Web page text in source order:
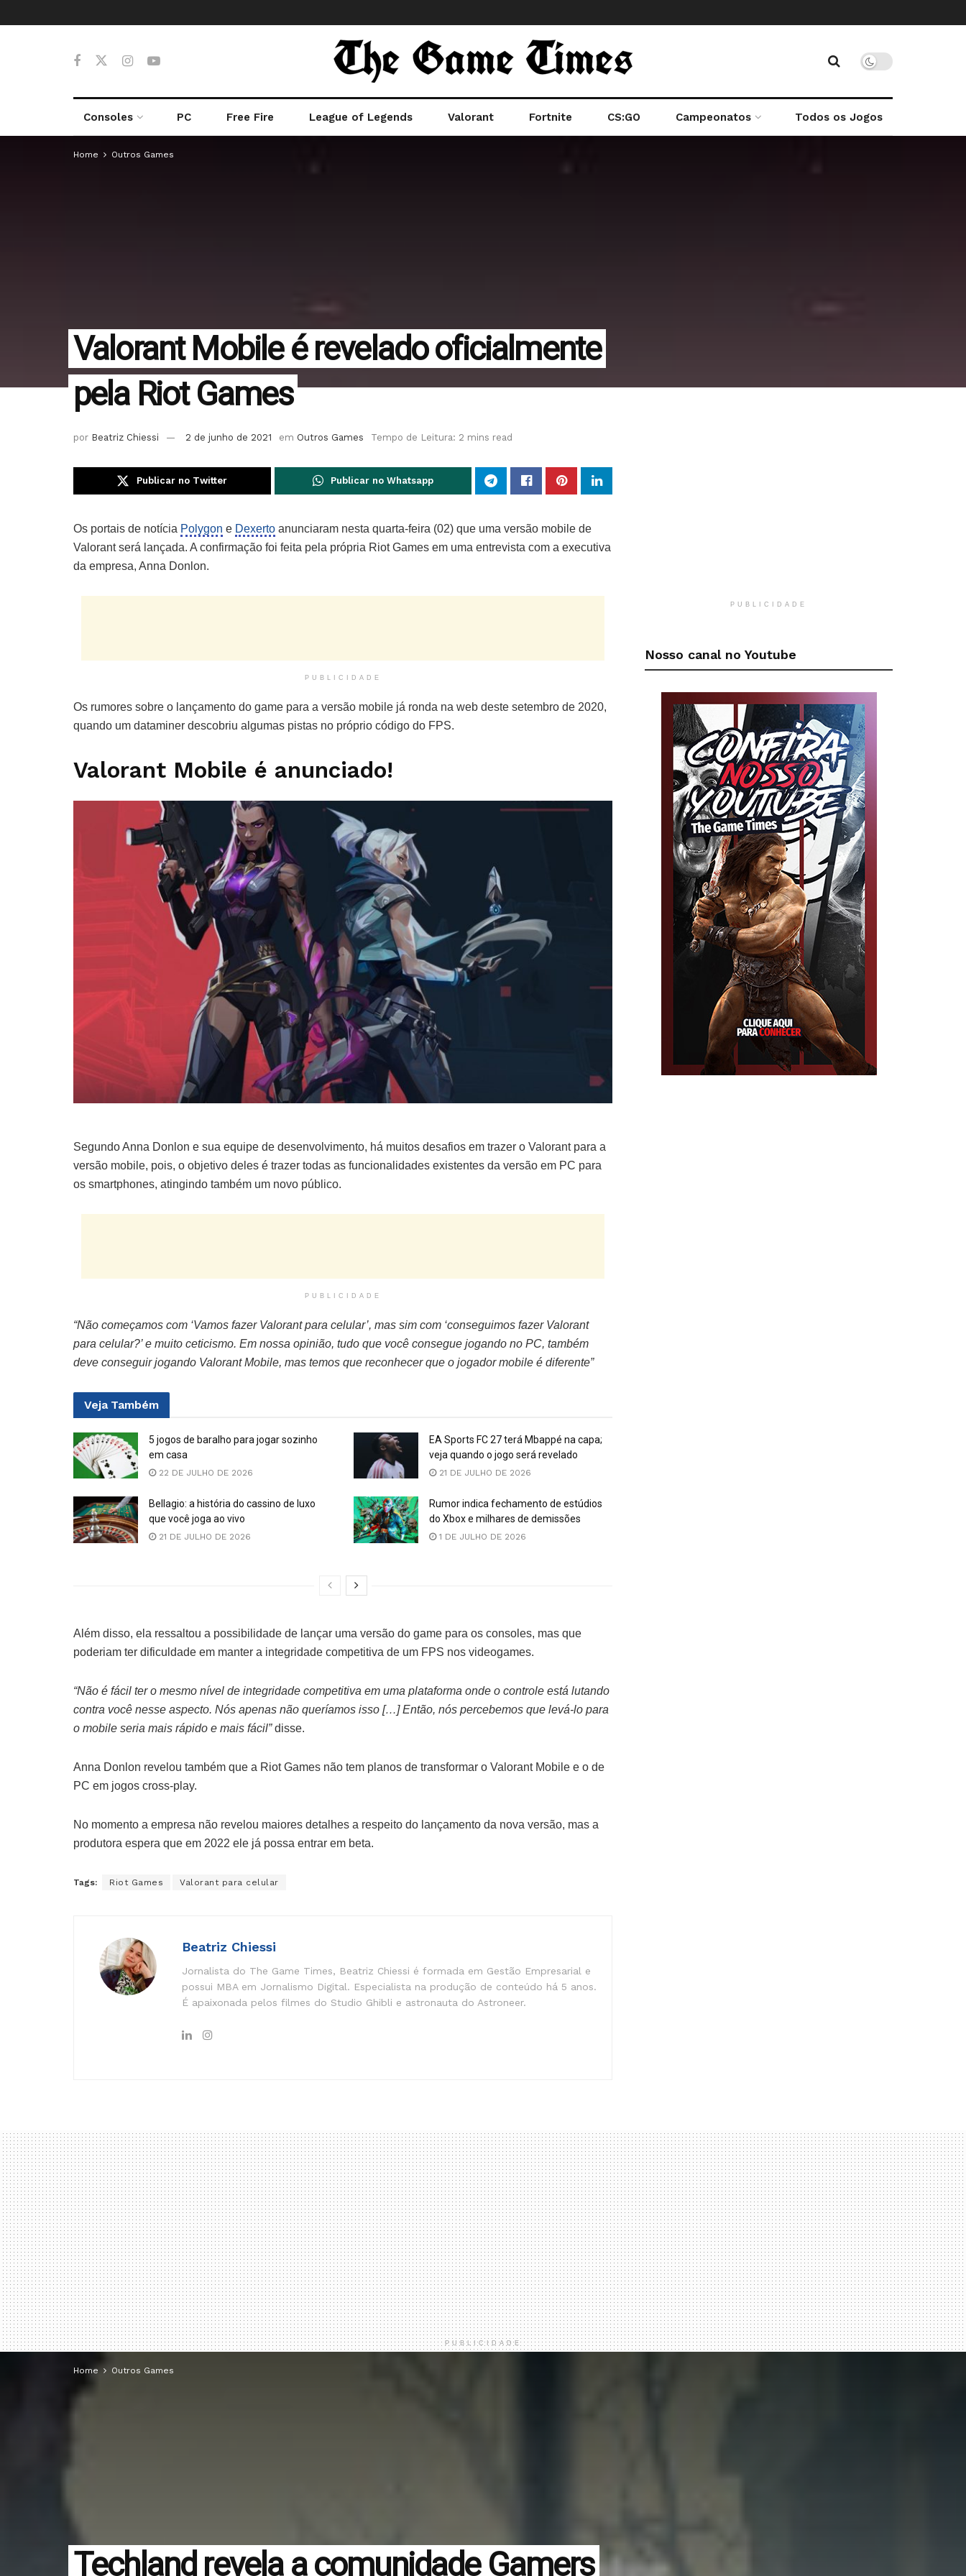
Consoles PC Free Fire League of Legends Valorant Fortnite CS:GO Campeonatos Todos os Jogos
Home Outros Games
Valorant Mobile é revelado oficialmente
pela Riot Games
por Beatriz Chiessi 2 de junho de 2021 em Outros Games Tempo de Leitura: 2 mins read
Publicar no Twitter Publicar no Whatsapp
Os portais de notícia Polygon e Dexerto anunciaram nesta quarta-feira (02) que uma versão mobile de
Valorant será lançada. A confirmação foi feita pela própria Riot Games em uma entrevista com a executiva
da empresa, Anna Donlon.
PUBLICIDADE
Os rumores sobre o lançamento do game para a versão mobile já ronda na web deste setembro de 2020,
quando um dataminer descobriu algumas pistas no próprio código do FPS.
Valorant Mobile é anunciado!
Segundo Anna Donlon e sua equipe de desenvolvimento, há muitos desafios em trazer o Valorant para a
versão mobile, pois, o objetivo deles é trazer todas as funcionalidades existentes da versão em PC para
os smartphones, atingindo também um novo público.
PUBLICIDADE
“Não começamos com ‘Vamos fazer Valorant para celular’, mas sim com ‘conseguimos fazer Valorant
para celular?’ e muito ceticismo. Em nossa opinião, tudo que você consegue jogando no PC, também
deve conseguir jogando Valorant Mobile, mas temos que reconhecer que o jogador mobile é diferente”
Veja Também
5 jogos de baralho para jogar sozinho
em casa
22 DE JULHO DE 2026
EA Sports FC 27 terá Mbappé na capa;
veja quando o jogo será revelado
21 DE JULHO DE 2026
Bellagio: a história do cassino de luxo
que você joga ao vivo
21 DE JULHO DE 2026
Rumor indica fechamento de estúdios
do Xbox e milhares de demissões
1 DE JULHO DE 2026
Além disso, ela ressaltou a possibilidade de lançar uma versão do game para os consoles, mas que
poderiam ter dificuldade em manter a integridade competitiva de um FPS nos videogames.
“Não é fácil ter o mesmo nível de integridade competitiva em uma plataforma onde o controle está lutando
contra você nesse aspecto. Nós apenas não queríamos isso […] Então, nós percebemos que levá-lo para
o mobile seria mais rápido e mais fácil”disse.
Anna Donlon revelou também que a Riot Games não tem planos de transformar o Valorant Mobile e o de
PC em jogos cross-play.
No momento a empresa não revelou maiores detalhes a respeito do lançamento da nova versão, mas a
produtora espera que em 2022 ele já possa entrar em beta.
Tags: Riot Games Valorant para celular
Beatriz Chiessi
Jornalista do The Game Times, Beatriz Chiessi é formada em Gestão Empresarial e
possui MBA em Jornalismo Digital. Especialista na produção de conteúdo há 5 anos.
É apaixonada pelos filmes do Studio Ghibli e astronauta do Astroneer.
PUBLICIDADE
Nosso canal no Youtube
PUBLICIDADE
Home Outros Games
Techland revela a comunidade Gamers